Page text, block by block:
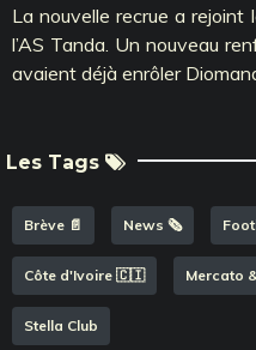
La nouvelle recrue a
l’AS Tanda. Un nouveau
avaient déjà enrôler
Les Tags
Brève 📄 News 🗞️
Côte d'Ivoire 🇨🇮 Mercato
Stella Club